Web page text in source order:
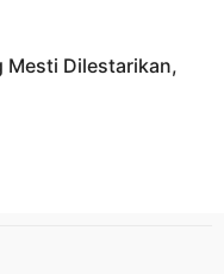
Mesti Dilestarikan,